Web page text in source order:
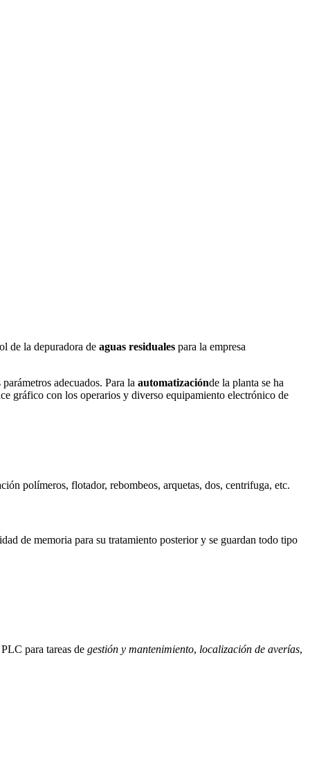
de la depuradora de aguas residuales para la empresa
adecuados. Para la automatizaciónde la planta se ha
gráfico con los operarios y diverso equipamiento electrónico de
polímeros, flotador, rebombeos, arquetas, dos, centrifuga, etc.
de memoria para su tratamiento posterior y se guardan todo tipo
para tareas de gestión y mantenimiento, localización de averías,